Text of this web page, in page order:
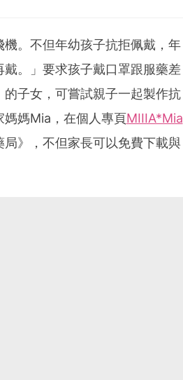
。不但年幼孩子抗拒佩戴，年
。」要求孩子戴口罩跟服藥差
的子女，可嘗試親子一起製作抗
媽媽Mia，在個人專頁MIIIA*Mia
》，不但家長可以免費下載與